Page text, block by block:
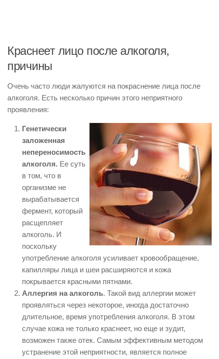
Краснеет лицо после алкоголя,
причины
Очень часто люди жалуются на покраснение лица после
алкоголя. Есть несколько причин этого неприятного
проявления:
Генетически
заложенная
непереносимость
алкоголя. Ее суть
в том, что в
организме не
вырабатывается
фермент, который
расщепляет
алкоголь. И
поскольку
употребление алкоголя усиливает кровообращение,
капилляры лица и шеи расширяются и кожа
покрывается красными пятнами.
Аллергия на алкоголь. Такой вид аллергии может
проявляться через некоторое, иногда достаточно
длительное, время употребления алкоголя. В этом
случае кожа не только краснеет, но еще и зудит,
возможен также отек. Самым эффективным методом
устранение этой неприятности, является полное